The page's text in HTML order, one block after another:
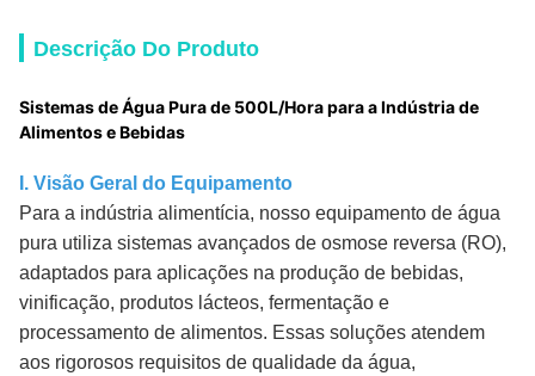
Descrição Do Produto
Sistemas de Água Pura de 500L/Hora para a Indústria de
Alimentos e Bebidas
I. Visão Geral do Equipamento
Para a indústria alimentícia, nosso equipamento de água
pura utiliza sistemas avançados de osmose reversa (RO),
adaptados para aplicações na produção de bebidas,
vinificação, produtos lácteos, fermentação e
processamento de alimentos. Essas soluções atendem
aos rigorosos requisitos de qualidade da água,